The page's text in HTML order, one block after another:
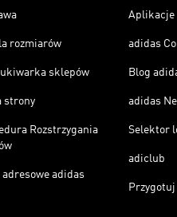
rozmiarów
sklepów
strony
Rozstrzygania
adresowe adidas
Aplikacje
adidas
Blog
adidas
Selektor
adiclub